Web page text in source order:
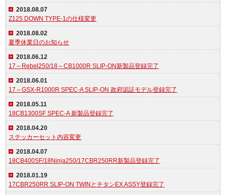
2018.08.07
Z125 DOWN TYPE-1の仕様変更
2018.08.02
夏季休業日のお知らせ
2018.06.12
17～Rebel250/18～CB1000R SLIP-ON新製品登録完了
2018.06.01
17～GSX-R1000R SPEC-A SLIP-ON 政府認証モデル登録完了
2018.05.11
18CB1300SF SPEC-A 新製品登録完了
2018.04.20
ステッカーセット内容変更
2018.04.07
18CB400SF/18Ninja250/17CBR250RR新製品登録完了
2018.01.19
17CBR250RR SLIP-ON TWINとチタンEX ASSY登録完了